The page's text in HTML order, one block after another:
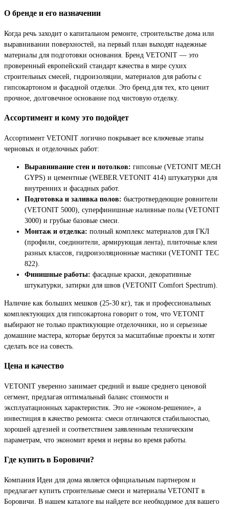
О бренде и его назначении
Когда речь заходит о капитальном ремонте, строительстве дома или
выравнивании поверхностей, на первый план выходят надежные
материалы для подготовки основания. Бренд VETONIT — это
проверенный европейский стандарт качества в мире сухих
строительных смесей, гидроизоляции, материалов для работы с
гипсокартоном и фасадной отделки. Это бренд для тех, кто ценит
прочное, долговечное основание под чистовую отделку.
Ассортимент и кому это подойдет
Ассортимент VETONIT логично покрывает все ключевые этапы
черновых и отделочных работ:
Выравнивание стен и потолков: гипсовые (VETONIT MECH
GYPS) и цементные (WEBER.VETONIT 414) штукатурки для
внутренних и фасадных работ.
Подготовка и заливка полов: быстротвердеющие ровнители
(VETONIT 5000), суперфинишные наливные полы (VETONIT
3000) и грубые базовые смеси.
Монтаж и отделка: полный комплекс материалов для ГКЛ
(профили, соединители, армирующая лента), плиточные клеи
разных классов, гидроизоляционные мастики (VETONIT TEC
822).
Финишные работы: фасадные краски, декоративные
штукатурки, затирки для швов (VETONIT Comfort Spectrum).
Наличие как больших мешков (25-30 кг), так и профессиональных
комплектующих для гипсокартона говорит о том, что VETONIT
выбирают не только практикующие отделочники, но и серьезные
домашние мастера, которые берутся за масштабные проекты и хотят
сделать все на совесть.
Цена и качество
VETONIT уверенно занимает средний и выше среднего ценовой
сегмент, предлагая оптимальный баланс стоимости и
эксплуатационных характеристик. Это не «эконом-решение», а
инвестиция в качество ремонта: смеси отличаются стабильностью,
хорошей адгезией и соответствием заявленным техническим
параметрам, что экономит время и нервы во время работы.
Где купить в Боровичи?
Компания Идеи для дома является официальным партнером и
предлагает купить строительные смеси и материалы VETONIT в
Боровичи. В нашем каталоге вы найдете все необходимое для вашего